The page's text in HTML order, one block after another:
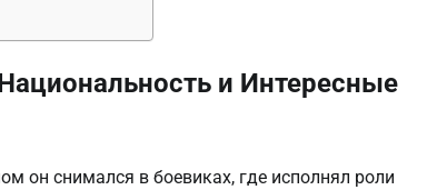
и Интересные
он снимался в боевиках, где исполнял роли